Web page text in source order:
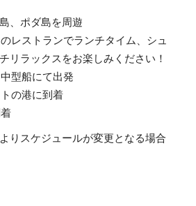
、ポダ島を周遊
レストランでランチタイム、シュ
リラックスをお楽しみください！
型船にて出発
の港に到着
りスケジュールが変更となる場合